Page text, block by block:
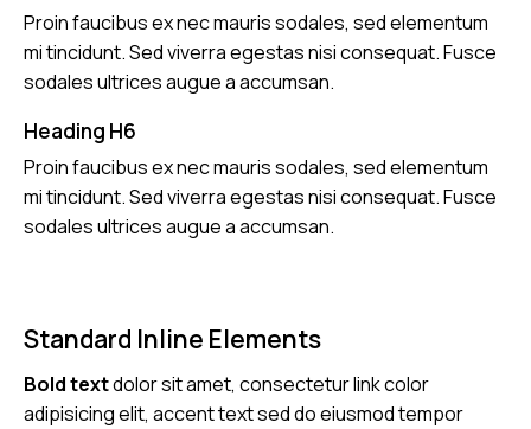
Proin faucibus ex nec mauris sodales, sed elementum
mi tincidunt. Sed viverra egestas nisi consequat. Fusce
sodales ultrices augue a accumsan.
Heading H6
Proin faucibus ex nec mauris sodales, sed elementum
mi tincidunt. Sed viverra egestas nisi consequat. Fusce
sodales ultrices augue a accumsan.
Standard Inline Elements
Bold textdolor sit amet, consecteturlink color
adipisicing elit, accent text sed do eiusmod tempor